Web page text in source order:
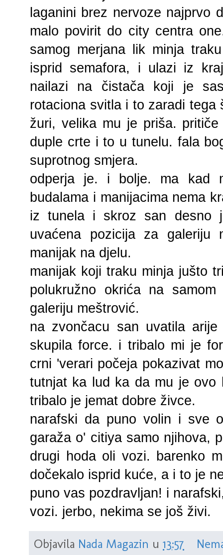
laganini brez nervoze najprvo
malo povirit do city centra
samog merjana lik minja
isprid semafora, i ulazi iz
nailazi na čistača koji je
rotaciona svitla i to zaradi tega
žuri, velika mu je priša.
duple crte i to u tunelu. fala
suprotnog smjera.
odperja je. i bolje. ma kad
budalama i manijacima nema
iz tunela i skroz san desno
uvaćena pozicija za galeriju
manijak na djelu.
manijak koji traku minja jušto
polukružno okrića na
galeriju meštrović.
na zvončacu san uvatila
skupila force. i tribalo mi je
crni 'verari počeja pokazivat
tutnjat ka lud ka da mu je ovo
tribalo je jemat dobre živce.
narafski da puno volin i sve
garaža o' citiya samo njihova,
drugi hoda oli vozi. barenko
dočekalo isprid kuće, a i to je
puno vas pozdravljan! i
vozi. jerbo, nekima se još živi.
Objavila Nada Magazin u 13:57